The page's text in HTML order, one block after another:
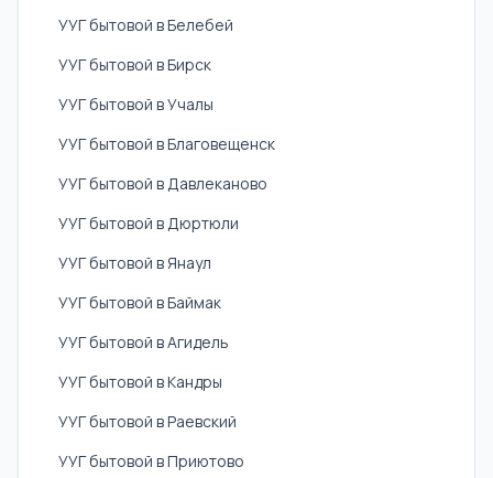
УУГ бытовой в Белебей
УУГ бытовой в Бирск
УУГ бытовой в Учалы
УУГ бытовой в Благовещенск
УУГ бытовой в Давлеканово
УУГ бытовой в Дюртюли
УУГ бытовой в Янаул
УУГ бытовой в Баймак
УУГ бытовой в Агидель
УУГ бытовой в Кандры
УУГ бытовой в Раевский
УУГ бытовой в Приютово